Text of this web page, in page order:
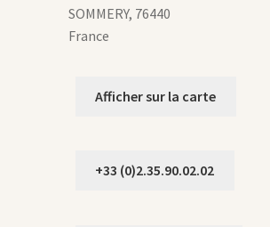
SOMMERY, 76440
France
Afficher sur la carte
+33 (0)2.35.90.02.02